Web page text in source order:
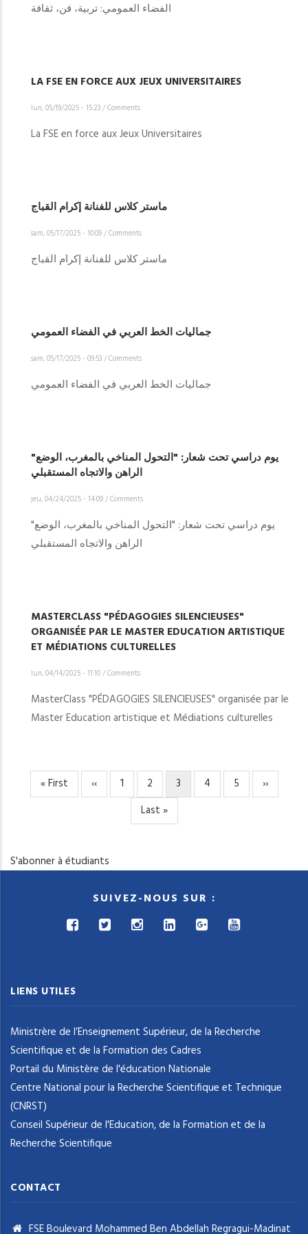
الفضاء العمومي: تربية، فن، ثقافة
LA FSE EN FORCE AUX JEUX UNIVERSITAIRES
lun, 05/19/2025 - 15:23/Comments
La FSE en force aux Jeux Universitaires
ماستر كلاس للفنانة إكرام القباج
sam, 05/17/2025 - 10:09/Comments
ماستر كلاس للفنانة إكرام القباج
جماليات الخط العربي في الفضاء العمومي
sam, 05/17/2025 - 09:53/Comments
جماليات الخط العربي في الفضاء العمومي
"يوم دراسي تحت شعار: "التحول المناخي بالمغرب، الوضع
الراهن والاتجاه المستقبلي
jeu, 04/24/2025 - 14:09/Comments
"يوم دراسي تحت شعار: "التحول المناخي بالمغرب، الوضع
الراهن والاتجاه المستقبلي
MASTERCLASS "PÉDAGOGIES SILENCIEUSES"
ORGANISÉE PAR LE MASTER EDUCATION ARTISTIQUE
ET MÉDIATIONS CULTURELLES
lun, 04/14/2025 - 11:10/Comments
MasterClass "PÉDAGOGIES SILENCIEUSES" organisée par le
Master Education artistique et Médiations culturelles
PAGINATION
Première
page
« First
Page
précédente
‹‹ Page
1 Page
2
Page
courante
3 Page
4 Page
5
Page
suivante
››
Dernière
page
Last »
S'abonner à étudiants
SUIVEZ-NOUS SUR :
LIENS UTILES
Ministrère de l’Enseignement Supérieur, de la Recherche
Scientifique et de la Formation des Cadres
Portail du Ministère de l'éducation Nationale
Centre National pour la Recherche Scientifique et Technique
(CNRST)
Conseil Supérieur de l'Education, de la Formation et de la
Recherche Scientifique
CONTACT
FSE Boulevard Mohammed Ben Abdellah Regragui-Madinat